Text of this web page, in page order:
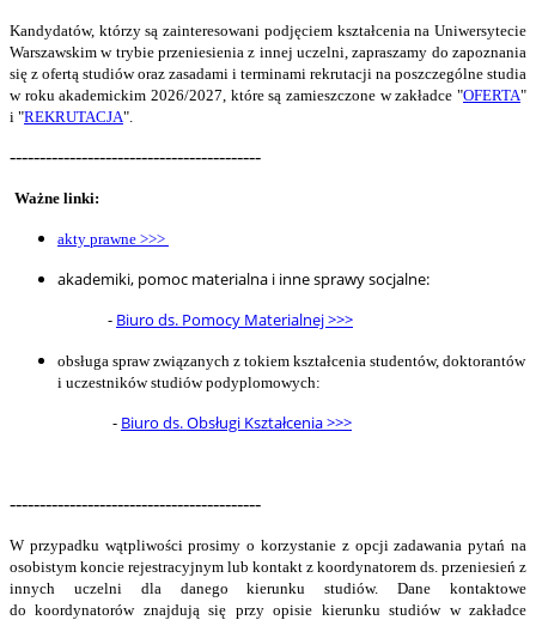
Kandydatów, którzy są zainteresowani podjęciem kształcenia na Uniwersytecie
Warszawskim w trybie przeniesienia z innej uczelni, zapraszamy do zapoznania
się z ofertą studiów oraz zasadami i terminami rekrutacji na poszczególne studia
w roku akademickim 2026/2027 , które są zamieszczone w zakładce "OFERTA"
i "REKRUTACJA".
------------------------------------------
Ważne linki:
akty prawne >>>
akademiki, pomoc materialna i inne sprawy socjalne:
- Biuro ds. Pomocy Materialnej >>>
obsługa spraw związanych z tokiem kształcenia studentów, doktorantów
i uczestników studiów podyplomowych:
- Biuro ds. Obsługi Kształcenia >>>
------------------------------------------
W przypadku wątpliwości prosimy o korzystanie z opcji zadawania pytań na
osobistym koncie rejestracyjnym lub kontakt z koordynatorem ds. przeniesień z
innych uczelni dla danego kierunku studiów. Dane kontaktowe
do koordynatorów znajdują się przy opisie kierunku studiów w zakładce